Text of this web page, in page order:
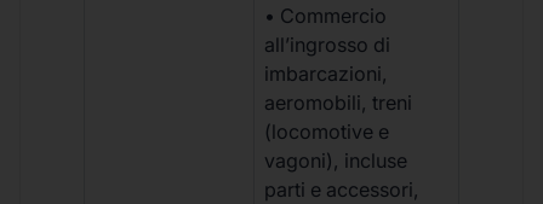
• Commercio
all’ingrosso di
imbarcazioni,
aeromobili, treni
(locomotive e
vagoni), incluse
parti e accessori,